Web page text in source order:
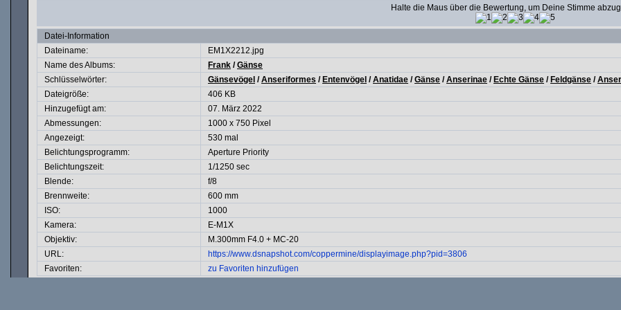
Halte die Maus über die Bewertung, um Deine Stimme
Datei-Information
Dateiname:
EM1X2212.jpg
Name des Albums:
Frank /Gänse
Schlüsselwörter:
Gänsevögel /Anseriformes / Entenvögel /Anatidae /Gänse /Anserinae / Echte Gänse / Feldgänse /Anser
Dateigröße:
406 KB
Hinzugefügt am:
07. März 2022
Abmessungen:
1000 x 750 Pixel
Angezeigt:
530 mal
Belichtungsprogramm:
Aperture Priority
Belichtungszeit:
1/1250 sec
Blende:
f/8
Brennweite:
600 mm
ISO:
1000
Kamera:
E-M1X
Objektiv:
M.300mm F4.0 + MC-20
URL:
https://www.dsnapshot.com/coppermine/displayimage.php?pid=3806
Favoriten:
zu Favoriten hinzufügen